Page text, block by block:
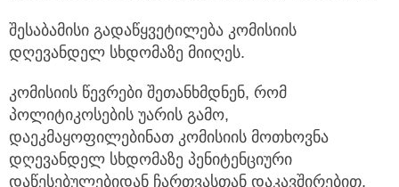
შესაბამისი გადაწყვეტილება კომისიის
დღევანდელ სხდომაზე მიიღეს.
კომისიის წევრები შეთანხმდნენ, რომ
პოლიტიკოსების უარის გამო,
დაეკმაყოფილებინათ კომისიის მოთხოვნა
დღევანდელ სხდომაზე პენიტენციური
დაწესებულებიდან ჩართვასთან დაკავშირებით,